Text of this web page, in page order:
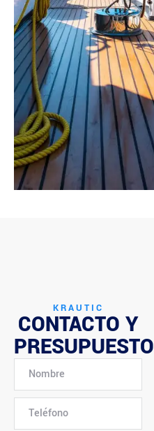
KRAUTIC
CONTACTO Y
PRESUPUESTO